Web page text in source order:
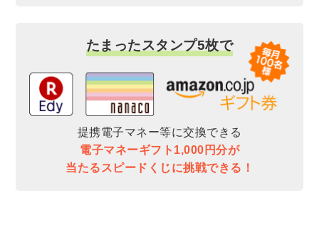
たまったスタンプ5枚で
提携電子マネー等に交換できる
電子マネーギフト1,000円分が
当たるスピードくじに挑戦できる！